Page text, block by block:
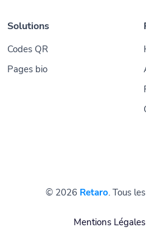
Solutions
Codes QR
Pages bio
© 2026 Retaro. Tous
Mentions